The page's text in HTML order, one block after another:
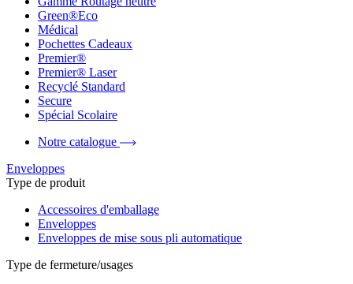
Green®Eco
Médical
Pochettes Cadeaux
Premier®
Premier® Laser
Recyclé Standard
Secure
Spécial Scolaire
Notre catalogue
Enveloppes
Type de produit
Accessoires d'emballage
Enveloppes
Enveloppes de mise sous pli automatique
Type de fermeture/usages